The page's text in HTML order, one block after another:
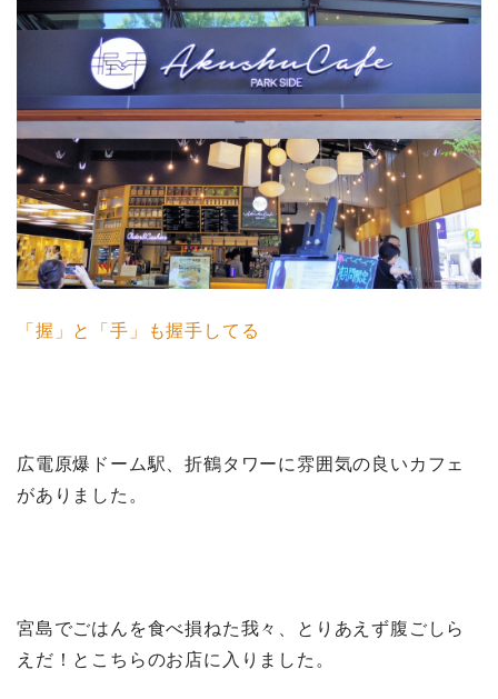
「握」と「手」も握手してる
広電原爆ドーム駅、折鶴タワーに雰囲気の良いカフェ
がありました。
宮島でごはんを食べ損ねた我々、とりあえず腹ごしら
えだ！とこちらのお店に入りました。